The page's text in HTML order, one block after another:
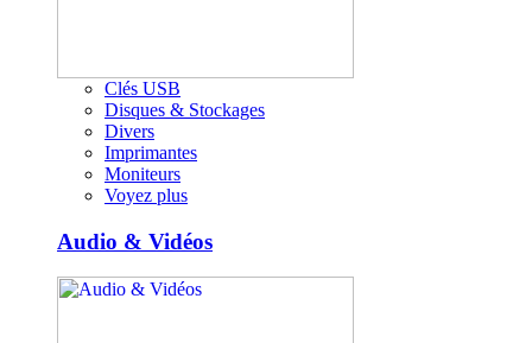
Clés USB
Disques & Stockages
Divers
Imprimantes
Moniteurs
Voyez plus
Audio & Vidéos